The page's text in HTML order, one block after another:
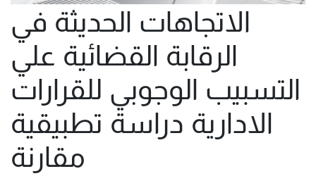
الاتجاهات الحديثة في
الرقابة القضائية علي
التسبيب الوجوبي للقرارات
الادارية دراسة تطبيقية
مقارنة